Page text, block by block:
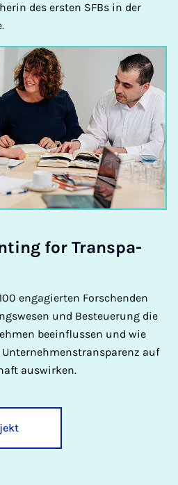
des ersten SFBs in der
for Trans­pa­
engagierten Forschenden
und Besteuerung die
beeinflussen und wie
auf
auswirken.